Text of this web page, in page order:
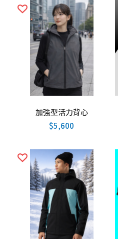
加強型活力背心
$5,600